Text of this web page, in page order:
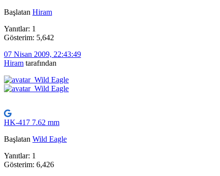
Başlatan Hiram
Yanıtlar: 1
Gösterim: 5,642
07 Nisan 2009, 22:43:49
Hiram tarafından
HK-417 7.62 mm
Başlatan Wild Eagle
Yanıtlar: 1
Gösterim: 6,426